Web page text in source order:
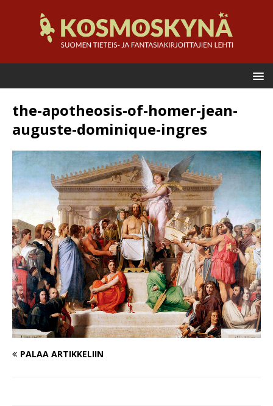
the-apotheosis-of-homer-jean-
auguste-dominique-ingres
PALAA ARTIKKELIIN